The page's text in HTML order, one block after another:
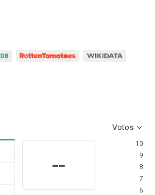
Votos
--
10
9
8
7
6